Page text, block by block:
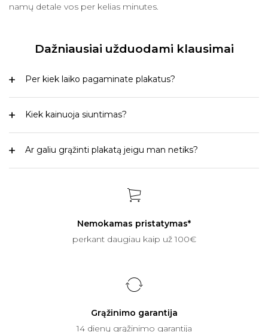
namų detale vos per kelias minutes.
Dažniausiai užduodami klausimai
Per kiek laiko pagaminate plakatus?
Kiek kainuoja siuntimas?
Ar galiu grąžinti plakatą jeigu man netiks?
Nemokamas pristatymas*
perkant daugiau kaip už 100€
Grąžinimo garantija
14 dienų grąžinimo garantija